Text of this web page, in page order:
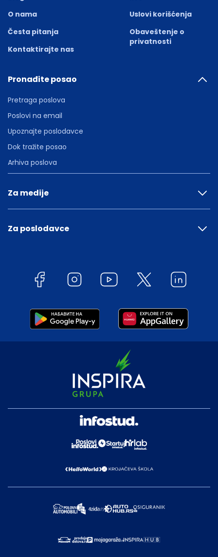
O nama
Česta pitanja
Kontaktirajte nas
Uslovi korišćenja
Obaveštenje o
privatnosti
Pronađite posao
Pretraga poslova
Poslovi na email
Upoznajte poslodavce
Dok tražite posao
Arhiva poslova
Za medije
Za poslodavce